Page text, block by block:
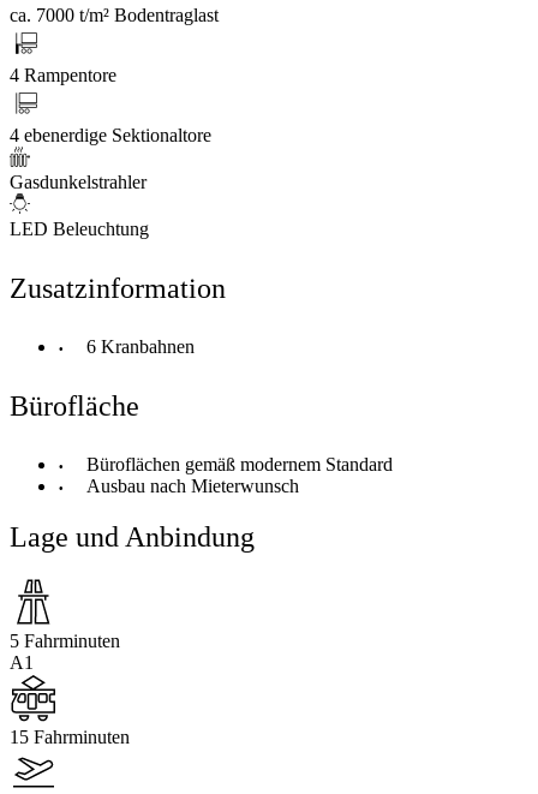
ca. 7000 t/m² Bodentraglast
4 Rampentore
4 ebenerdige Sektionaltore
Gasdunkelstrahler
LED Beleuchtung
Zusatzinformation
6 Kranbahnen
Bürofläche
Büroflächen gemäß modernem Standard
Ausbau nach Mieterwunsch
Lage und Anbindung
5 Fahrminuten
A1
15 Fahrminuten